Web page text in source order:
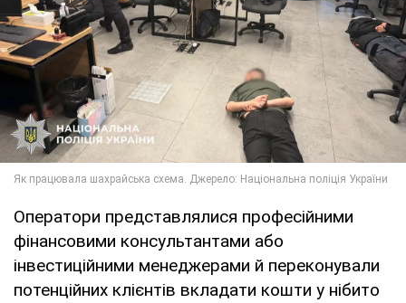
Оператори представлялися професійними
фінансовими консультантами або
інвестиційними менеджерами й переконували
потенційних клієнтів вкладати кошти у нібито